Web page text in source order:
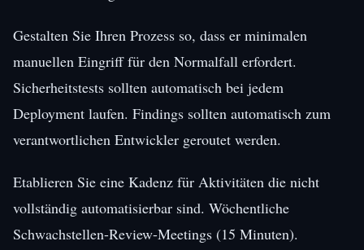
Gestalten Sie Ihren Prozess so, dass er minimalen
manuellen Eingriff für den Normalfall erfordert.
Sicherheitstests sollten automatisch bei jedem
Deployment laufen. Findings sollten automatisch zum
verantwortlichen Entwickler geroutet werden.
Etablieren Sie eine Kadenz für Aktivitäten die nicht
vollständig automatisierbar sind. Wöchentliche
Schwachstellen-Review-Meetings (15 Minuten).